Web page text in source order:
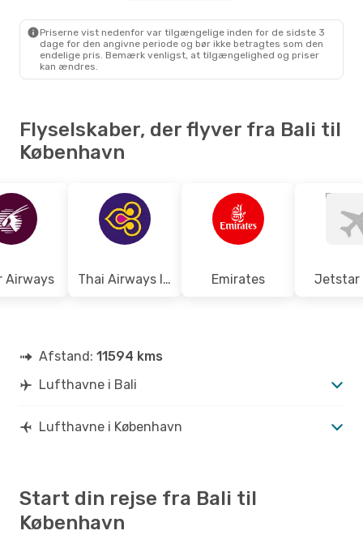
1 Mellemlanding
CPH- DPS
Priserne vist nedenfor var tilgængelige inden for de sidste 3
dage for den angivne periode og bør ikke betragtes som den
endelige pris. Bemærk venligst, at tilgængelighed og priser
kan ændres.
Flyselskaber, der flyver fra Bali til
København
Airways Thai Airways International Emirates Jetstar
Afstand: 11594 kms
Lufthavne i Bali
Lufthavne i København
Start din rejse fra Bali til
København